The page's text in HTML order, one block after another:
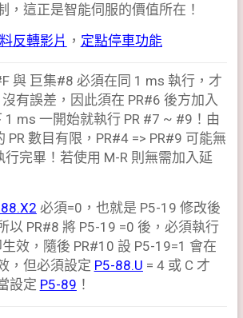
，這正是智能伺服的價值所在！
反轉影片 ， 定點停車功能
與 巨集#8 必須在同 1 ms 執行，才
有誤差，因此須在 PR#6 後方加入
1 ms 一開始就執行 PR #7 ~ #9！由
PR 數目有限，PR#4 => PR#9 可能無
行完畢！若使用 M-R 則無需加入延
必須=0，也就是 P5-19 修改後
以 PR#8 將 P5-19 =0 後，必須執行
效，隨後 PR#10 設 P5-19=1 會在
，但必須設定 P5-88.U = 4 或 C 才
設定 P5-89 ！